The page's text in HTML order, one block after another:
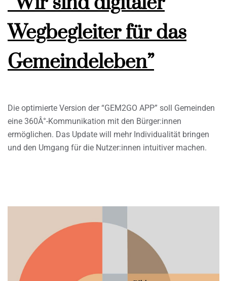
Wegbegleiter für das
Gemeindeleben”
Die optimierte Version der “GEM2GO APP” soll Gemeinden
eine 360Â°-Kommunikation mit den Bürger:innen
ermöglichen. Das Update will mehr Individualität bringen
und den Umgang für die Nutzer:innen intuitiver machen.